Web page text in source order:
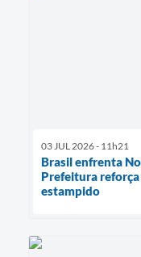
03 JUL 2026 - 11h21
Brasil enfrenta
Prefeitura
estampido